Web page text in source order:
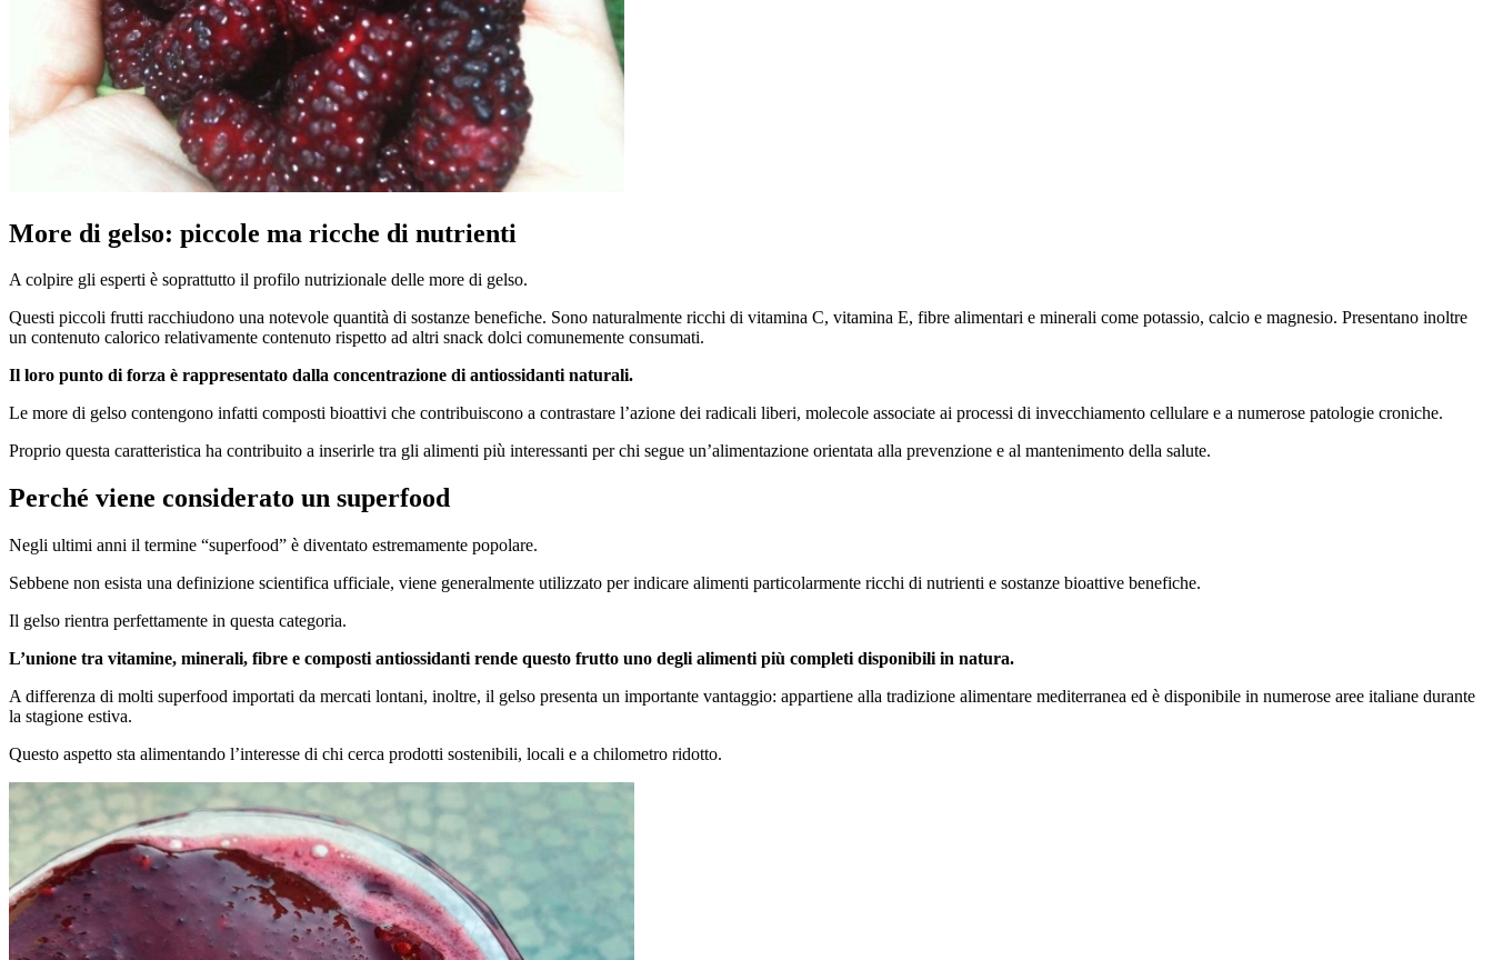
More di gelso: piccole ma ricche di nutrienti
A colpire gli esperti è soprattutto il profilo nutrizionale delle more di gelso.
Questi piccoli frutti racchiudono una notevole quantità di sostanze benefiche. Sono naturalmente ricchi di vitamina C, vitamina E, fibre alimentari e minerali come potassio, calcio e magnesio. Presentano inoltre
un contenuto calorico relativamente contenuto rispetto ad altri snack dolci comunemente consumati.
Il loro punto di forza è rappresentato dalla concentrazione di antiossidanti naturali.
Le more di gelso contengono infatti composti bioattivi che contribuiscono a contrastare l’azione dei radicali liberi, molecole associate ai processi di invecchiamento cellulare e a numerose patologie croniche.
Proprio questa caratteristica ha contribuito a inserirle tra gli alimenti più interessanti per chi segue un’alimentazione orientata alla prevenzione e al mantenimento della salute.
Perché viene considerato un superfood
Negli ultimi anni il termine “superfood” è diventato estremamente popolare.
Sebbene non esista una definizione scientifica ufficiale, viene generalmente utilizzato per indicare alimenti particolarmente ricchi di nutrienti e sostanze bioattive benefiche.
Il gelso rientra perfettamente in questa categoria.
L’unione tra vitamine, minerali, fibre e composti antiossidanti rende questo frutto uno degli alimenti più completi disponibili in natura.
A differenza di molti superfood importati da mercati lontani, inoltre, il gelso presenta un importante vantaggio: appartiene alla tradizione alimentare mediterranea ed è disponibile in numerose aree italiane durante
la stagione estiva.
Questo aspetto sta alimentando l’interesse di chi cerca prodotti sostenibili, locali e a chilometro ridotto.